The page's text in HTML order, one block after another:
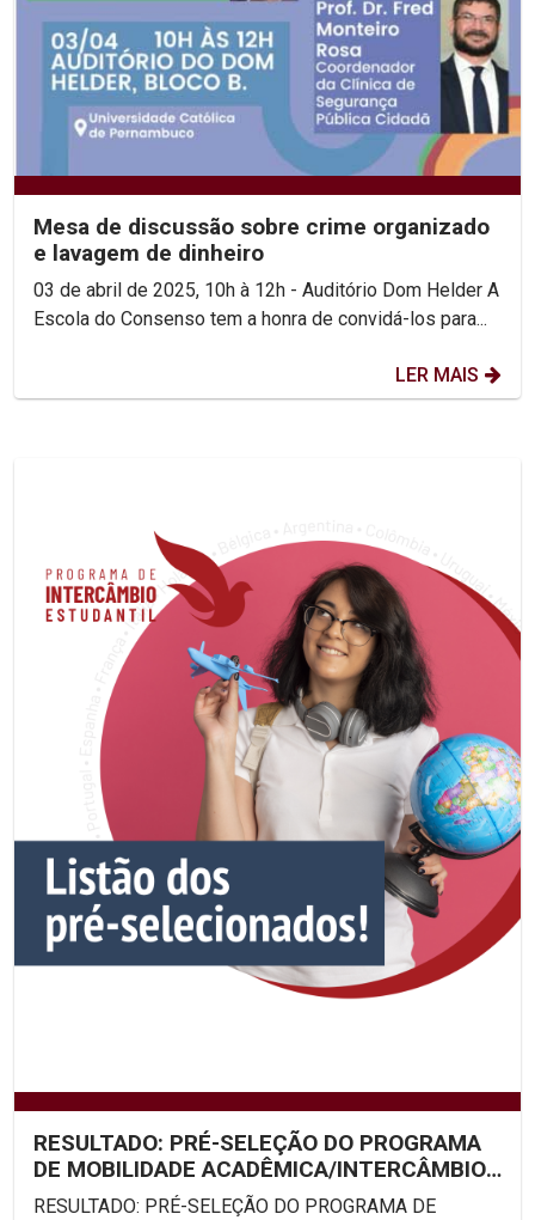
Mesa de discussão sobre crime organizado
e lavagem de dinheiro
03 de abril de 2025, 10h à 12h - Auditório Dom Helder A
Escola do Consenso tem a honra de convidá-los para...
LER MAIS
RESULTADO: PRÉ-SELEÇÃO DO PROGRAMA
DE MOBILIDADE ACADÊMICA/INTERCÂMBIO
ESTUDANTIL UNICAP – EDITAL...
RESULTADO: PRÉ-SELEÇÃO DO PROGRAMA DE